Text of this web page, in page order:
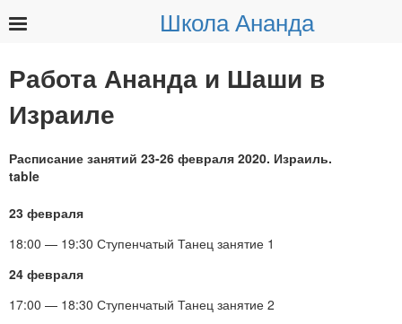
Школа Ананда
Работа Ананда и Шаши в
Израиле
Расписание занятий 23-26 февраля 2020. Израиль.
23 февраля
18:00 — 19:30 Ступенчатый Танец занятие 1
24 февраля
17:00 — 18:30 Ступенчатый Танец занятие 2